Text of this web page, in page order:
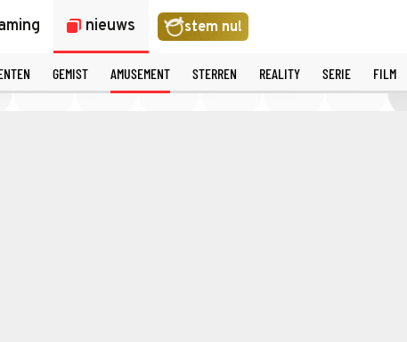
nieuws stem nu!
GEMIST AMUSEMENT STERREN REALITY SERIE FILM